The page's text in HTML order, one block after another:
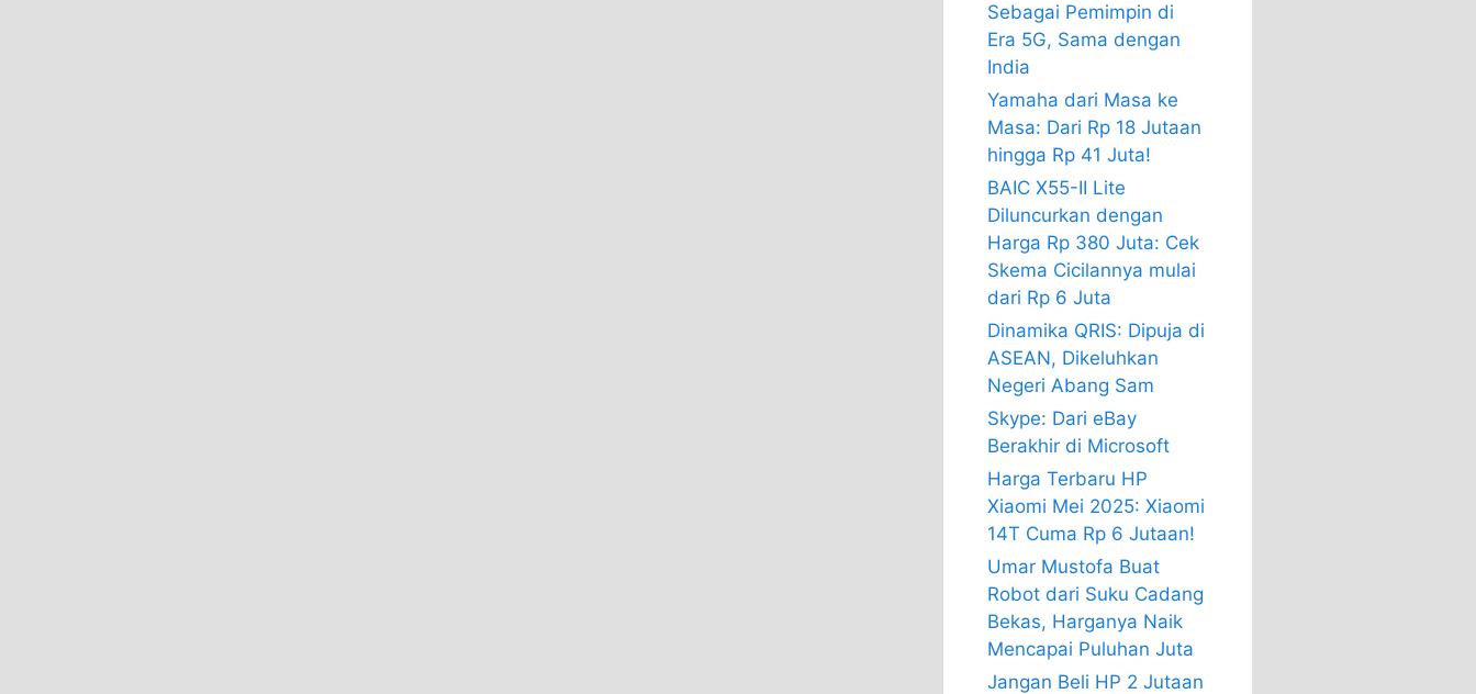
Sebagai Pemimpin di
Era 5G, Sama dengan
India
Yamaha dari Masa ke
Masa: Dari Rp 18 Jutaan
hingga Rp 41 Juta!
BAIC X55-II Lite
Diluncurkan dengan
Harga Rp 380 Juta: Cek
Skema Cicilannya mulai
dari Rp 6 Juta
Dinamika QRIS: Dipuja di
ASEAN, Dikeluhkan
Negeri Abang Sam
Skype: Dari eBay
Berakhir di Microsoft
Harga Terbaru HP
Xiaomi Mei 2025: Xiaomi
14T Cuma Rp 6 Jutaan!
Umar Mustofa Buat
Robot dari Suku Cadang
Bekas, Harganya Naik
Mencapai Puluhan Juta
Jangan Beli HP 2 Jutaan